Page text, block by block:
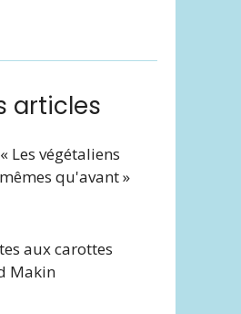
articles
Les végétaliens
qu'avant »
aux carottes
Makin